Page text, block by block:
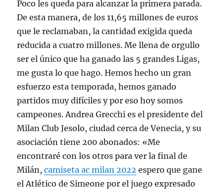
Poco les queda para alcanzar la primera parada.
De esta manera, de los 11,65 millones de euros
que le reclamaban, la cantidad exigida queda
reducida a cuatro millones. Me llena de orgullo
ser el único que ha ganado las 5 grandes Ligas,
me gusta lo que hago. Hemos hecho un gran
esfuerzo esta temporada, hemos ganado
partidos muy difíciles y por eso hoy somos
campeones. Andrea Grecchi es el presidente del
Milan Club Jesolo, ciudad cerca de Venecia, y su
asociación tiene 200 abonados: «Me
encontraré con los otros para ver la final de
Milán,camiseta ac milan 2022 espero que gane
el Atlético de Simeone por el juego expresado